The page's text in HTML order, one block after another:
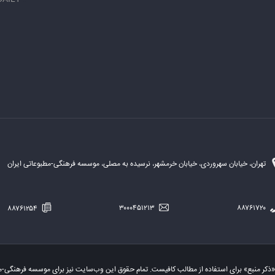
تهران، خیابان سهروردی، خیابان خرمشهر، نرسیده به مصلی، موسسه فرهنگی-مطبوعاتی ایران
«ذکر منبع» برای استفاده از مطالب کافیست. تمام حقوق این وب‌سایت نیز برای موسسه